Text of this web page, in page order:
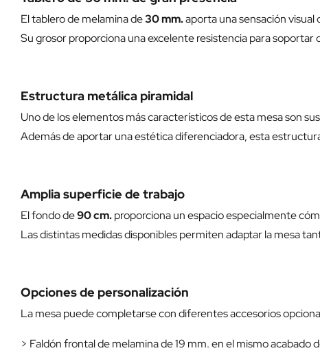
El tablero de melamina de30 mm.aporta una sensación
Su grosor proporciona una excelente resistencia para
Estructura metálica piramidal
Uno de los elementos más característicos de esta mesa son
Además de aportar una estética diferenciadora, esta
Amplia superficie de trabajo
El fondo de90 cm.proporciona un espacio especialmente
Las distintas medidas disponibles permiten adaptar la mesa
Opciones de personalización
La mesa puede completarse con diferentes accesorios
> Faldón frontal de melamina de 19 mm. en el mismo acabado